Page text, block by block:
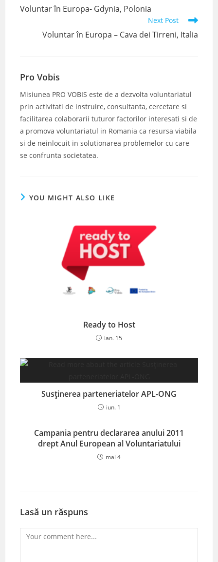
more
articles
Voluntar în Europa- Gdynia, Polonia
Next Post
Voluntar în Europa – Cava dei Tirreni, Italia
Pro Vobis
Misiunea PRO VOBIS este de a dezvolta voluntariatul
prin activitati de instruire, consultanta, cercetare si
facilitarea colaborarii tuturor factorilor interesati si de
a promova voluntariatul in Romania ca resursa viabila
si de neinlocuit in solutionarea problemelor cu care
se confrunta societatea.
YOU MIGHT ALSO LIKE
Ready to Host
ian. 15
Susținerea parteneriatelor APL-ONG
iun. 1
Campania pentru declararea anului 2011
drept Anul European al Voluntariatului
mai 4
Lasă un răspuns
Comment